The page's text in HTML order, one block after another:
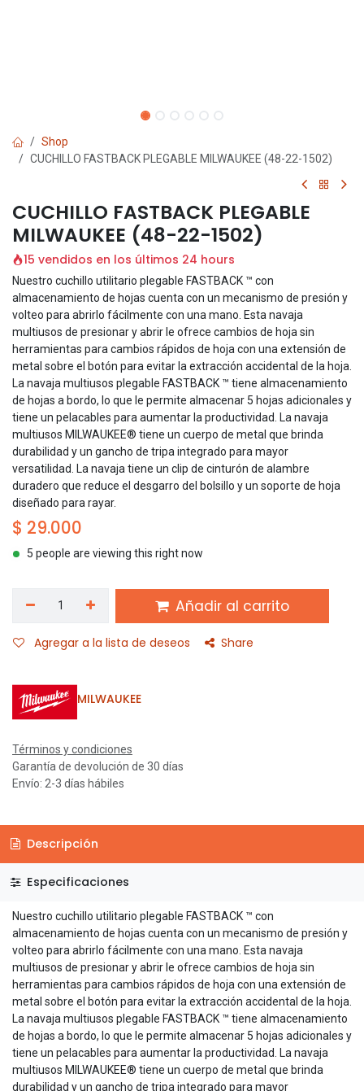
Shop
CUCHILLO FASTBACK PLEGABLE MILWAUKEE (48-22-1502)
CUCHILLO FASTBACK PLEGABLE
MILWAUKEE (48-22-1502)
15 vendidos en los últimos 24 hours
Nuestro cuchillo utilitario plegable FASTBACK ™ con
almacenamiento de hojas cuenta con un mecanismo de presión y
volteo para abrirlo fácilmente con una mano. Esta navaja
multiusos de presionar y abrir le ofrece cambios de hoja sin
herramientas para cambios rápidos de hoja con una extensión de
metal sobre el botón para evitar la extracción accidental de la hoja.
La navaja multiusos plegable FASTBACK ™ tiene almacenamiento
de hojas a bordo, lo que le permite almacenar 5 hojas adicionales y
tiene un pelacables para aumentar la productividad. La navaja
multiusos MILWAUKEE® tiene un cuerpo de metal que brinda
durabilidad y un gancho de tripa integrado para mayor
versatilidad. La navaja tiene un clip de cinturón de alambre
duradero que reduce el desgarro del bolsillo y un soporte de hoja
diseñado para rayar.
$ 29.000
5 people are viewing this right now
Añadir al carrito
Agregar a la lista de deseos Share
MILWAUKEE
Términos y condiciones
Garantía de devolución de 30 días
Envío: 2-3 días hábiles
Descripción
Especificaciones
Nuestro cuchillo utilitario plegable FASTBACK ™ con
almacenamiento de hojas cuenta con un mecanismo de presión y
volteo para abrirlo fácilmente con una mano. Esta navaja
multiusos de presionar y abrir le ofrece cambios de hoja sin
herramientas para cambios rápidos de hoja con una extensión de
metal sobre el botón para evitar la extracción accidental de la hoja.
La navaja multiusos plegable FASTBACK ™ tiene almacenamiento
de hojas a bordo, lo que le permite almacenar 5 hojas adicionales y
tiene un pelacables para aumentar la productividad. La navaja
multiusos MILWAUKEE® tiene un cuerpo de metal que brinda
durabilidad y un gancho de tripa integrado para mayor